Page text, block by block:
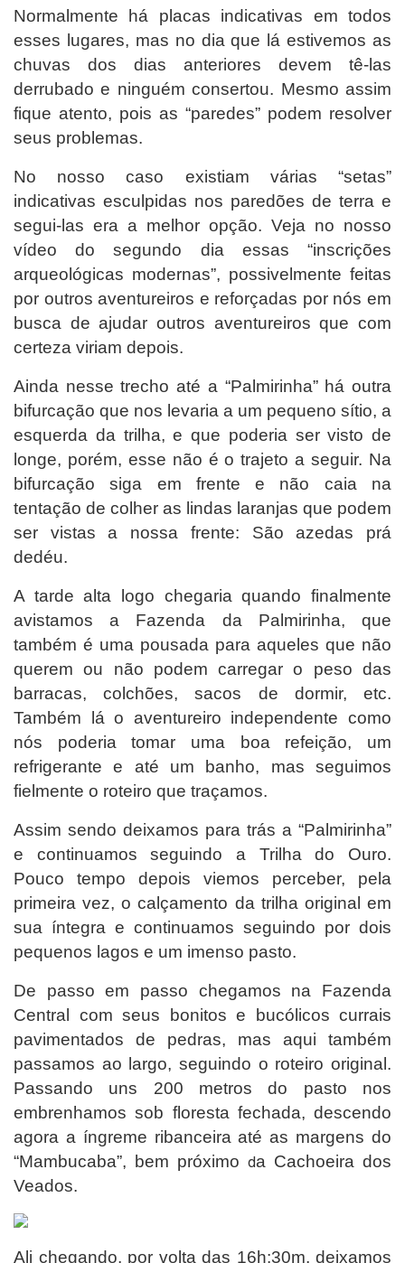
Normalmente há placas indicativas em todos
esses lugares, mas no dia que lá estivemos as
chuvas dos dias anteriores devem tê-las
derrubado e ninguém consertou. Mesmo assim
fique atento, pois as “paredes” podem resolver
seus problemas.
No nosso caso existiam várias “setas”
indicativas esculpidas nos paredões de terra e
segui-las era a melhor opção. Veja no nosso
vídeo do segundo dia essas “inscrições
arqueológicas modernas”, possivelmente feitas
por outros aventureiros e reforçadas por nós em
busca de ajudar outros aventureiros que com
certeza viriam depois.
Ainda nesse trecho até a “Palmirinha” há outra
bifurcação que nos levaria a um pequeno sítio, a
esquerda da trilha, e que poderia ser visto de
longe, porém, esse não é o trajeto a seguir. Na
bifurcação siga em frente e não caia na
tentação de colher as lindas laranjas que podem
ser vistas a nossa frente: São azedas prá
dedéu.
A tarde alta logo chegaria quando finalmente
avistamos a Fazenda da Palmirinha, que
também é uma pousada para aqueles que não
querem ou não podem carregar o peso das
barracas, colchões, sacos de dormir, etc.
Também lá o aventureiro independente como
nós poderia tomar uma boa refeição, um
refrigerante e até um banho, mas seguimos
fielmente o roteiro que traçamos.
Assim sendo deixamos para trás a “Palmirinha”
e continuamos seguindo a Trilha do Ouro.
Pouco tempo depois viemos perceber, pela
primeira vez, o calçamento da trilha original em
sua íntegra e continuamos seguindo por dois
pequenos lagos e um imenso pasto.
De passo em passo chegamos na Fazenda
Central com seus bonitos e bucólicos currais
pavimentados de pedras, mas aqui também
passamos ao largo, seguindo o roteiro original.
Passando uns 200 metros do pasto nos
embrenhamos sob floresta fechada, descendo
agora a íngreme ribanceira até as margens do
“Mambucaba”, bem próximo da Cachoeira dos
Veados.
Ali chegando, por volta das 16h:30m, deixamos